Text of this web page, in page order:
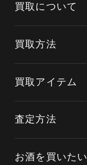
買取について
買取方法
買取アイテム
査定方法
お酒を買いたい